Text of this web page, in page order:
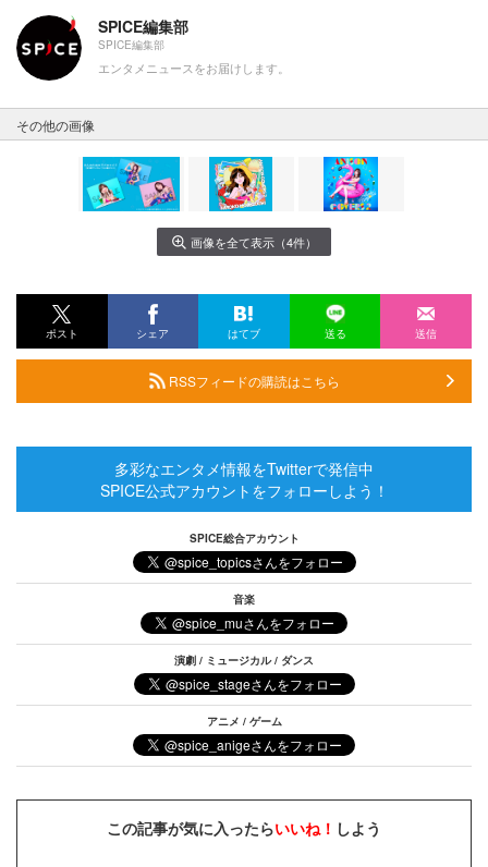
SPICE編集部
SPICE編集部
エンタメニュースをお届けします。
その他の画像
画像を全て表示（4件）
ポスト シェア はてブ 送る 送信
RSSフィードの購読はこちら
多彩なエンタメ情報をTwitterで発信中
SPICE公式アカウントをフォローしよう！
SPICE総合アカウント
音楽
演劇 / ミュージカル / ダンス
アニメ / ゲーム
この記事が気に入ったらいいね！ しよう